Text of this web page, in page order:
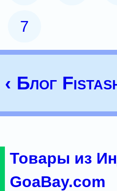
7
‹ Блог
Товары из
GoaBay.com